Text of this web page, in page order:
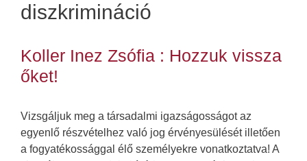
diszkrimináció
Koller Inez Zsófia : Hozzuk vissza
őket!
Vizsgáljuk meg a társadalmi igazságosságot az
egyenlő részvételhez való jog érvényesülését illetően
a fogyatékossággal élő személyekre vonatkoztatva! A